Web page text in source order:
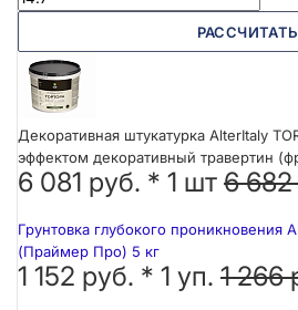
РАССЧИТАТЬ
Декоративная штукатурка AlterItaly
эффектом декоративный травертин
6 081 руб. * 1 шт 6
Грунтовка глубокого проникновения
(Праймер Про) 5 кг
1 152 руб. * 1 уп. 1 266